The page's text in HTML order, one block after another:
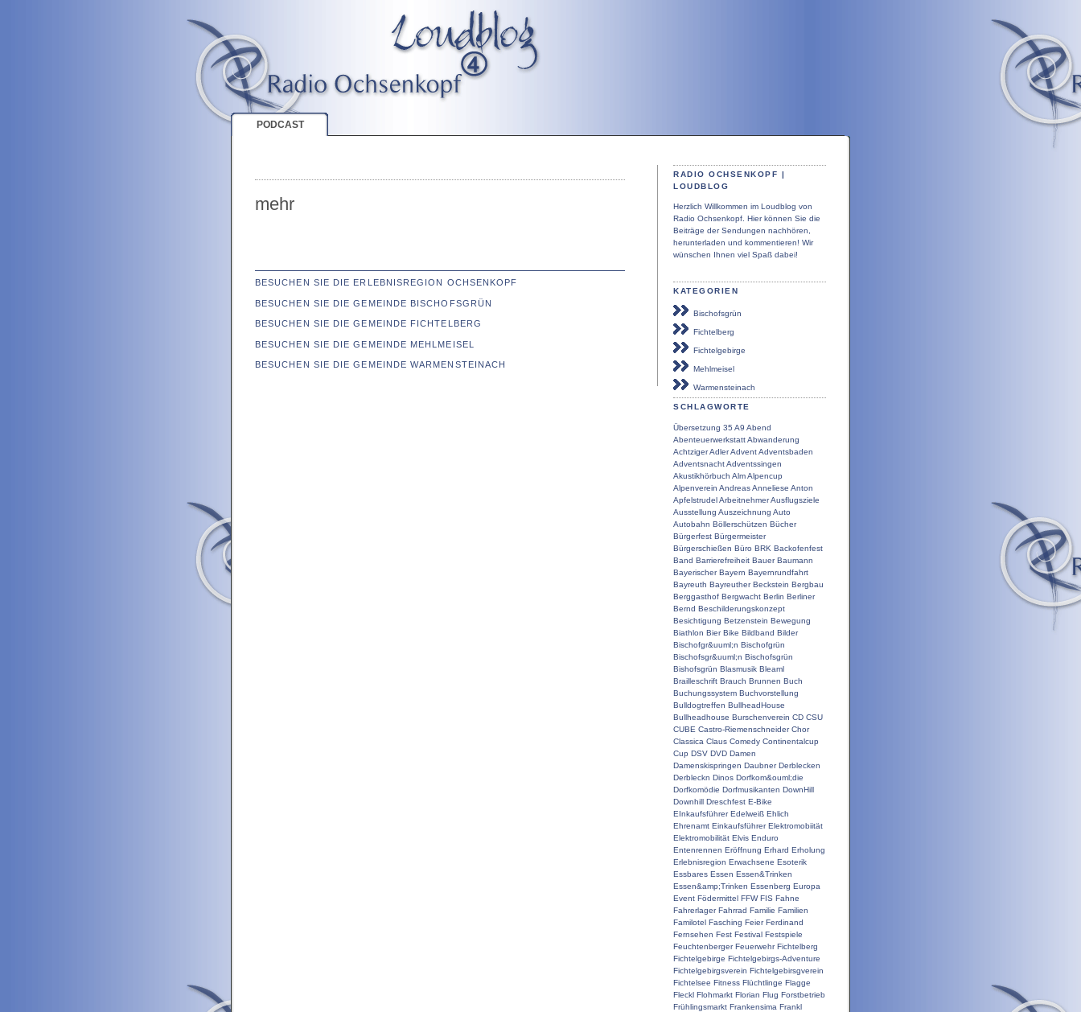
PODCAST
RADIO OCHSENKOPF |
LOUDBLOG
Herzlich Willkommen im Loudblog von
Radio Ochsenkopf. Hier können Sie die
Beiträge der Sendungen nachhören,
herunterladen und kommentieren! Wir
wünschen Ihnen viel Spaß dabei!
KATEGORIEN
Bischofsgrün
Fichtelberg
Fichtelgebirge
Mehlmeisel
Warmensteinach
SCHLAGWORTE
Übersetzung 35 A9 Abend
AbenteuerwerkstattAbwanderung
AchtzigerAdlerAdventAdventsbaden
AdventsnachtAdventssingen
Akustikhörbuch AlmAlpencup
Alpenverein AndreasAnneliese Anton
ApfelstrudelArbeitnehmerAusflugsziele
Ausstellung Auszeichnung Auto
Autobahn Böllerschützen Bücher
Bürgerfest Bürgermeister
Bürgerschießen Büro BRK Backofenfest
Band Barrierefreiheit Bauer Baumann
Bayerischer Bayern Bayernrundfahrt
Bayreuth Bayreuther Beckstein Bergbau
Berggasthof Bergwacht Berlin Berliner
Bernd Beschilderungskonzept
Besichtigung Betzenstein Bewegung
Biathlon Bier Bike Bildband Bilder
Bischofgr&uuml;n Bischofgrün
Bischofsgr&uuml;n Bischofsgrün
Bishofsgrün Blasmusik Bleaml
Brailleschrift Brauch Brunnen Buch
Buchungssystem Buchvorstellung
Bulldogtreffen BullheadHouse
Bullheadhouse Burschenverein CD CSU
CUBE Castro-Riemenschneider Chor
Classica Claus Comedy Continentalcup
Cup DSV DVD Damen
Damenskispringen Daubner Derblecken
Derbleckn Dinos Dorfkom&ouml;die
Dorfkomödie Dorfmusikanten DownHill
Downhill Dreschfest E-Bike
EInkaufsführer Edelweiß Ehlich
Ehrenamt Einkaufsführer Elektromobiität
Elektromobilität Elvis Enduro
Entenrennen Eröffnung Erhard Erholung
Erlebnisregion Erwachsene Esoterik
Essbares Essen Essen&Trinken
Essen&amp;Trinken Essenberg Europa
Event Födermittel FFW FIS Fahne
Fahrerlager Fahrrad Familie Familien
Familotel Fasching Feier Ferdinand
Fernsehen Fest Festival Festspiele
Feuchtenberger Feuerwehr Fichtelberg
Fichtelgebirge Fichtelgebirgs-Adventure
Fichtelgebirgsverein Fichtelgebirsgverein
Fichtelsee Fitness Flüchtlinge Flagge
Fleckl Flohmarkt Florian Flug Forstbetrieb
Frühlingsmarkt Frankensima Frankl
mehr
BESUCHEN SIE DIE ERLEBNISREGION OCHSENKOPF
BESUCHEN SIE DIE GEMEINDE BISCHOFSGRÜN
BESUCHEN SIE DIE GEMEINDE FICHTELBERG
BESUCHEN SIE DIE GEMEINDE MEHLMEISEL
BESUCHEN SIE DIE GEMEINDE WARMENSTEINACH